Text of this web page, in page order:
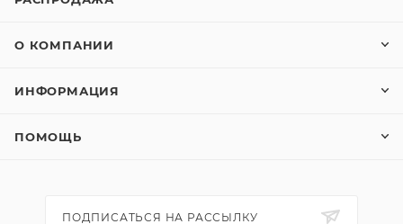
О КОМПАНИИ
ИНФОРМАЦИЯ
ПОМОЩЬ
ПОДПИСАТЬСЯ НА РАССЫЛКУ